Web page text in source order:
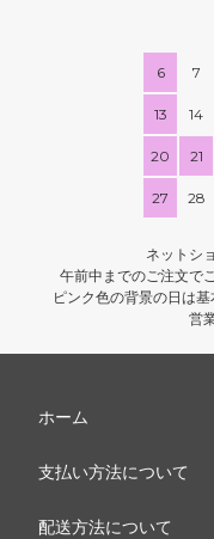
6 7
13 14
20 21
27 28
ネットシ
午前中までのご注文で
ピンク色の背景の日は
営
ホーム
支払い方法について
配送方法について